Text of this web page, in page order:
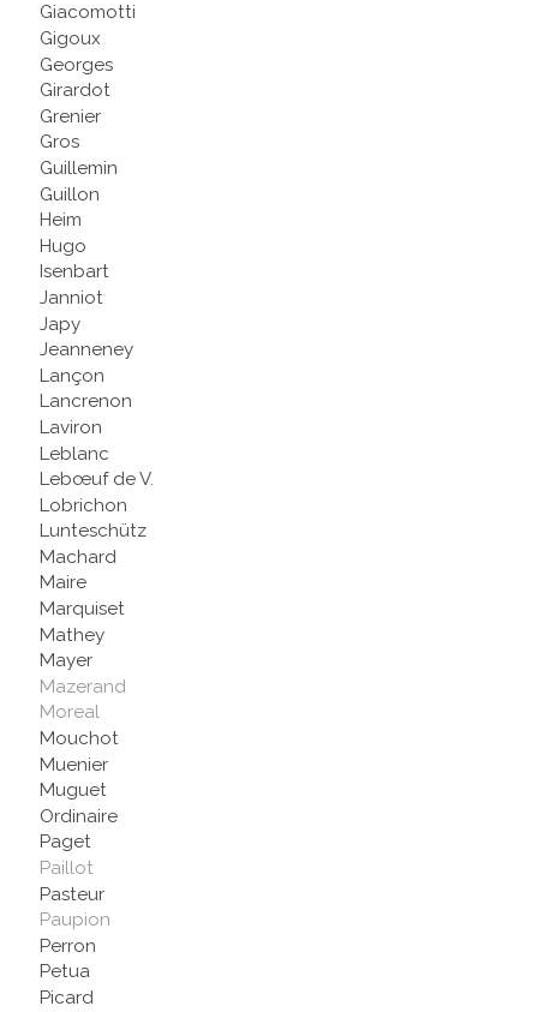
Giacomotti
Gigoux
Georges
Girardot
Grenier
Gros
Guillemin
Guillon
Heim
Hugo
Isenbart
Janniot
Japy
Jeanneney
Lançon
Lancrenon
Laviron
Leblanc
Lebœuf de V.
Lobrichon
Lunteschütz
Machard
Maire
Marquiset
Mathey
Mayer
Mazerand
Moreal
Mouchot
Muenier
Muguet
Ordinaire
Paget
Paillot
Pasteur
Paupion
Perron
Petua
Picard